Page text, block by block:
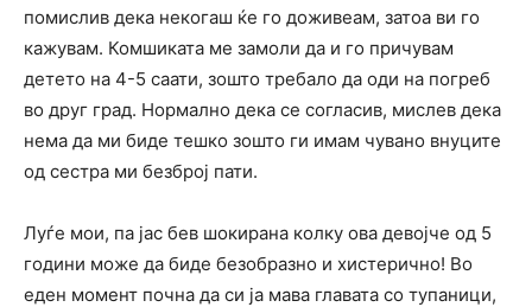
помислив дека некогаш ќе го доживеам, затоа ви го
кажувам. Комшиката ме замоли да и го причувам
детето на 4-5 саати, зошто требало да оди на погреб
во друг град. Нормално дека се согласив, мислев дека
нема да ми биде тешко зошто ги имам чувано внуците
од сестра ми безброј пати.
Луѓе мои, па јас бев шокирана колку ова девојче од 5
години може да биде безобразно и хистерично! Во
еден момент почна да си ја мава главата со тупаници,